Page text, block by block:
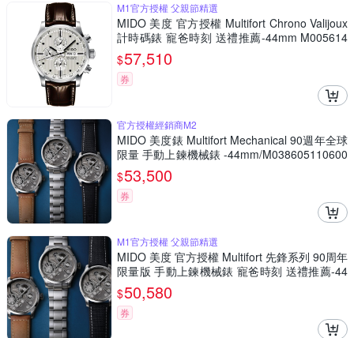
M1官方授權 父親節精選
MIDO 美度 官方授權 Multifort Chrono Valijoux
計時碼錶 寵爸時刻 送禮推薦-44mm M005614
1603100
$57,510
券
官方授權經銷商M2
MIDO 美度錶 Multifort Mechanical 90週年全球
限量 手動上鍊機械錶 -44mm/M038605110600
0
$53,500
券
M1官方授權 父親節精選
MIDO 美度 官方授權 Multifort 先鋒系列 90周年
限量版 手動上鍊機械錶 寵爸時刻 送禮推薦-44
mm M0386051106000
$50,580
券